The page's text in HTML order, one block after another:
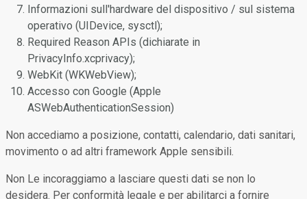
Informazioni sull'hardware del dispositivo / sul sistema
operativo (UIDevice, sysctl);
Required Reason APIs (dichiarate in
PrivacyInfo.xcprivacy);
WebKit (WKWebView);
Accesso con Google (Apple
ASWebAuthenticationSession)
Non accediamo a posizione, contatti, calendario, dati sanitari,
movimento o ad altri framework Apple sensibili.
Non Le incoraggiamo a lasciare questi dati se non lo
desidera. Per conformità legale e per abilitarci a fornire